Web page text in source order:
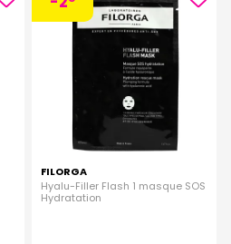
FILORGA
Hyalu-Filler Flash 1 masque SOS
Hydratation